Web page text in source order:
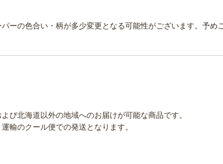
ーの色合い・柄が多少変更となる可能性がございます。予め
び北海道以外の地域へのお届けが可能な商品です。
輸のクール便での発送となります。